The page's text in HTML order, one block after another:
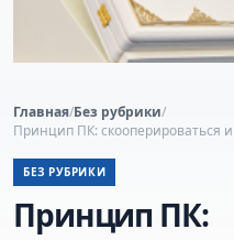
Главная/Без рубрики/
Принцип ПК: скооперироваться и
БЕЗ РУБРИКИ
Принцип ПК: